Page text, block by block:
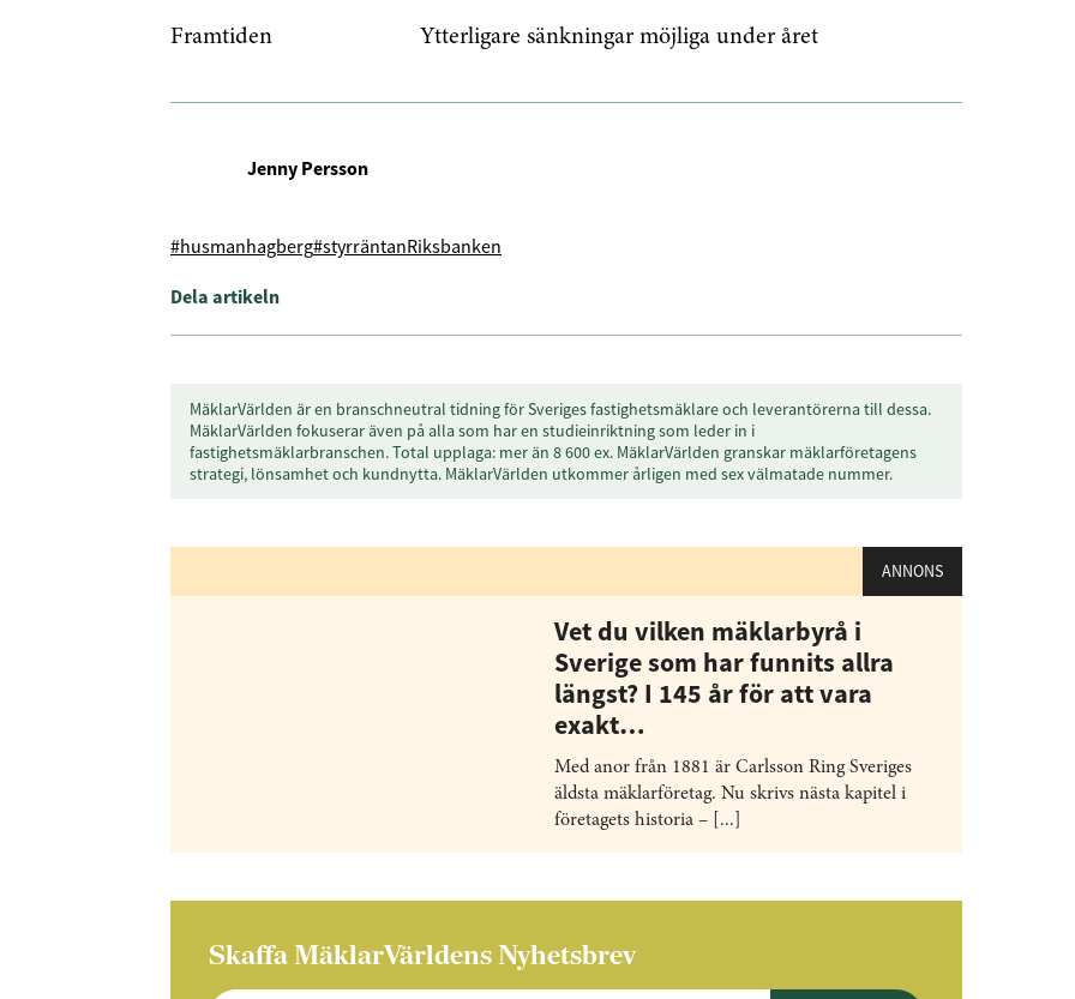
Framtiden Ytterligare sänkningar möjliga under året
Jenny Persson
#husmanhagberg#styrräntanRiksbanken
Dela artikeln
MäklarVärlden är en branschneutral tidning för Sveriges fastighetsmäklare och leverantörerna till dessa.
MäklarVärlden fokuserar även på alla som har en studieinriktning som leder in i
fastighetsmäklarbranschen. Total upplaga: mer än 8 600 ex. MäklarVärlden granskar mäklarföretagens
strategi, lönsamhet och kundnytta. MäklarVärlden utkommer årligen med sex välmatade nummer.
ANNONS
Vet du vilken mäklarbyrå i
Sverige som har funnits allra
längst? I 145 år för att vara
exakt…
Med anor från 1881 är Carlsson Ring Sveriges
äldsta mäklarföretag. Nu skrivs nästa kapitel i
företagets historia – [...]
Skaffa MäklarVärldens Nyhetsbrev